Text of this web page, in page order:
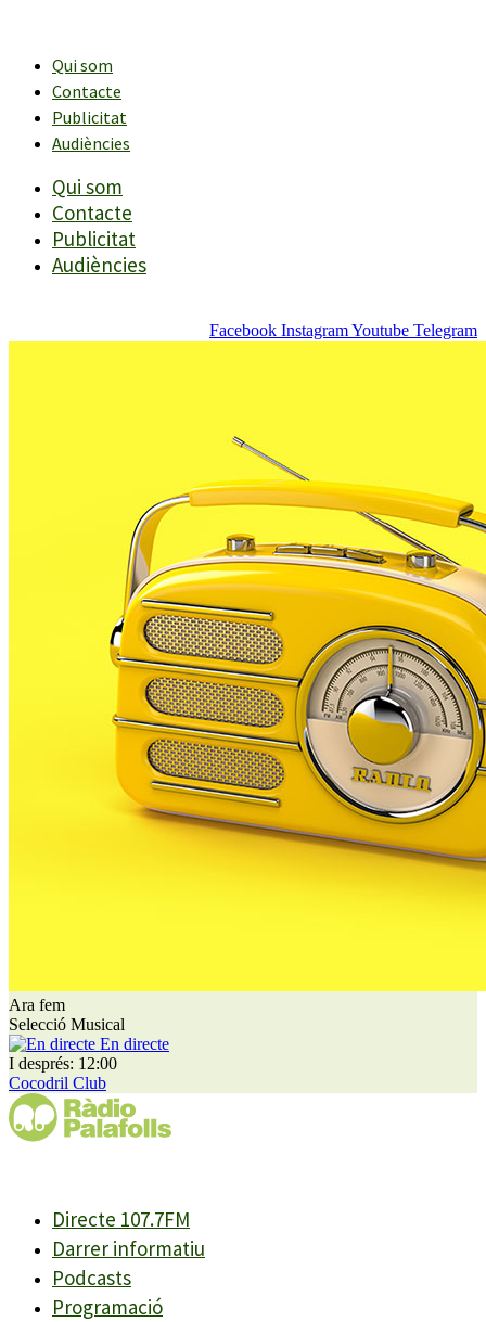
contingutQui som
Contacte
Publicitat
Audiències
Qui som
Contacte
Publicitat
Audiències
Facebook InstagramYoutube Telegram
Ara fem
Selecció Musical
En directe
I després: 12:00
Cocodril Club
Directe 107.7FM
Darrer informatiu
Podcasts
Programació